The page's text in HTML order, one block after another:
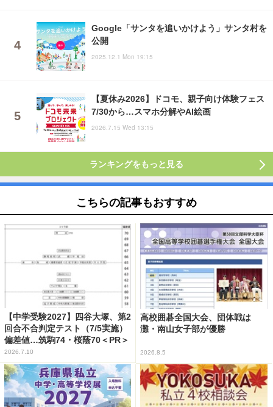
Google「サンタを追いかけよう」サンタ村を
公開
2025.12.1 Mon 19:15
【夏休み2026】ドコモ、親子向け体験フェス
7/30から…スマホ分解やAI絵画
2026.7.15 Wed 13:15
ランキングをもっと見る
こちらの記事もおすすめ
【中学受験2027】四谷大塚、第2
回合不合判定テスト（7/5実施）
偏差値…筑駒74・桜蔭70＜PR＞
2026.7.10
高校囲碁全国大会、団体戦は
灘・南山女子部が優勝
2026.8.5